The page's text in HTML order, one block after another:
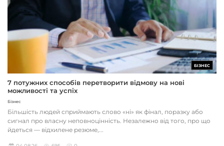
БІЗНЕС
7 потужних способів перетворити відмову на нові
можливості та успіх
Бізнес
Більшість людей сприймають слово «ні» як фінал, поразку або
сигнал про власну неповноцінність. Незалежно від того, про що
йдеться — відхилене резюме,...